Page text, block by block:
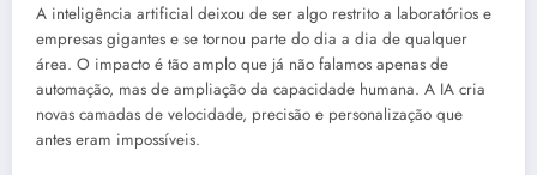
A inteligência artificial deixou de ser algo restrito a laboratórios e
empresas gigantes e se tornou parte do dia a dia de qualquer
área. O impacto é tão amplo que já não falamos apenas de
automação, mas de ampliação da capacidade humana. A IA cria
novas camadas de velocidade, precisão e personalização que
antes eram impossíveis.